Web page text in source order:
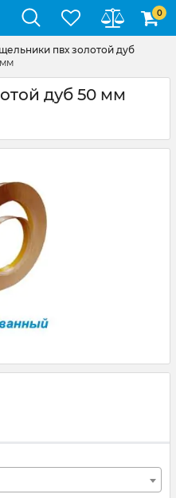
0
пвх золотой дуб
дуб 50 мм